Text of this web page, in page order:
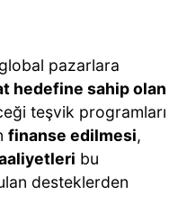
pazarlara
hedefine sahip olan
teşvik programları
finanse edilmesi,
bu
desteklerden